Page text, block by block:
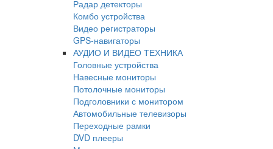
Радар детекторы
Комбо устройства
Видео регистраторы
GPS-навигаторы
АУДИО И ВИДЕО ТЕХНИКА
Головные устройства
Навесные мониторы
Потолочные мониторы
Подголовники с монитором
Автомобильные телевизоры
Переходные рамки
DVD плееры